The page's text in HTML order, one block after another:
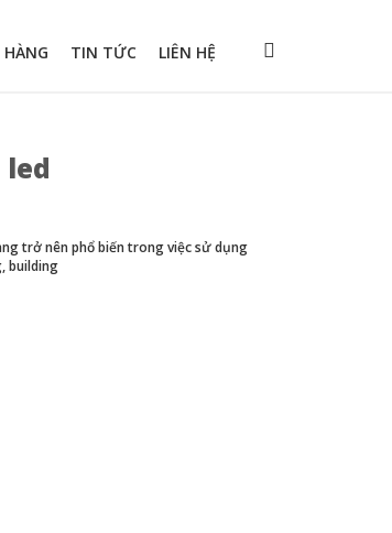
HÀNG TIN TỨC LIÊN HỆ
led
trở nên phổ biến trong việc sử dụng
building